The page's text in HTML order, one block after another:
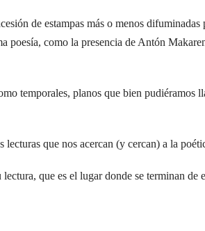
de estampas más o menos
poesía, como la presencia de Antón
temporales, planos que bien
que nos acercan (y cercan) a la
que es el lugar donde se terminan de